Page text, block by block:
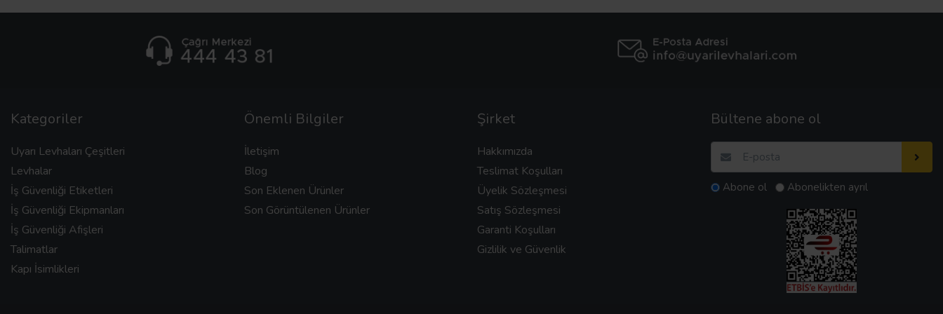
İş güvenliği afiş özellikleri
Güvenle büyü Türkiye
Malzeme
3 mm Foreks veya Etiket veya
Ölçü
Kategoriler
Uyarı Levhaları Çeşitleri
Levhalar
İş Güvenliği Etiketleri
İş Güvenliği Ekipmanları
İş Güvenliği Afişleri
Talimatlar
Kapı İsimlikleri
Önemli Bilgiler
İletişim
Blog
Son Eklenen Ürünler
Son Görüntülenen Ürünler
Şirket
Hakkımızda
Teslimat Koşulları
Üyelik Sözleşmesi
Satış Sözleşmesi
Garanti Koşulları
Gizlilik ve Güvenlik
Bültene abone ol
Abone ol Abonelikten ayrıl